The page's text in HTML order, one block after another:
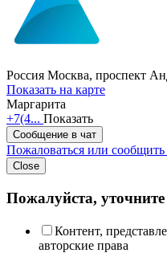
Россия Москва, проспект
Показать на карте
Маргарита
+7(4... Показать
Сообщение в чат
Пожаловаться или
Close
Пожалуйста,
Контент,
авторские права